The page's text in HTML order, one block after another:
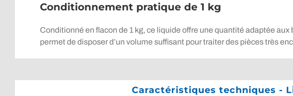
Conditionnement pratique de 1 kg
Conditionné en flacon de 1 kg, ce liquide offre une quantité adaptée
permet de disposer d’un volume suffisant pour traiter des pièces très
Caractéristiques techniques -